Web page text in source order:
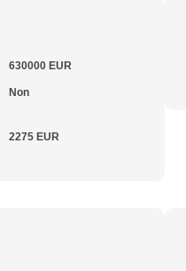
630000 EUR
Non
2275 EUR